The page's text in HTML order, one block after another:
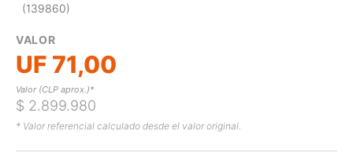
(139860)
VALOR
UF 71,00
Valor (CLP aprox.)*
$ 2.899.980
* Valor referencial calculado desde el valor original.